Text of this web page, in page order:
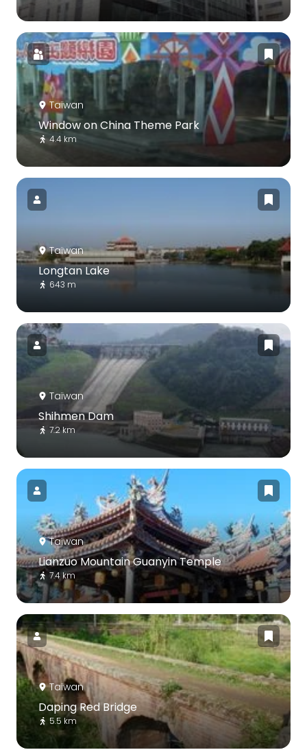
Taïwan
Window on China Theme Park
4.4 km
Taïwan
Longtan Lake
643 m
Taïwan
Shihmen Dam
7.2 km
Taïwan
Lianzuo Mountain Guanyin Temple
7.4 km
Taïwan
Daping Red Bridge
5.5 km